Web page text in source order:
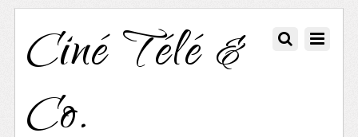
Ciné Télé &
Co.